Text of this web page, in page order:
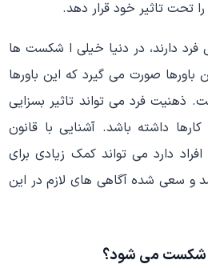
تحت تاثیر خود قرار دهد.
دارند، در دنیا خیلی ا شکست ها
صورت می گیرد که این باورها
ذهنیت فرد می تواند تاثیر بسزایی
داشته باشد. آشنایی با قانون
دارد می تواند کمک زیادی برای
و سعی شده آگاهی های لازم در این
شکست می شود؟